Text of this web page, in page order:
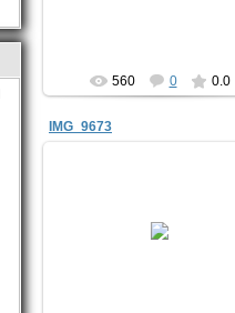
560 0 0.0
IMG_9673
Н. Турунью. 2010г. Автор:
Елена